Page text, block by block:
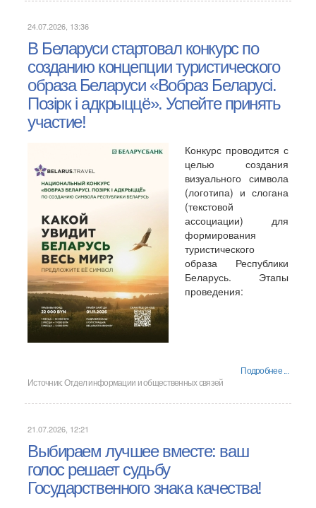
24.07.2026, 13:36
В Беларуси стартовал конкурс по
созданию концепции туристического
образа Беларуси «Вобраз Беларусі.
Позірк і адкрыццё». Успейте принять
участие!
Конкурс проводится с
целью создания
визуального символа
(логотипа) и слогана
(текстовой
ассоциации) для
формирования
туристического
образа Республики
Беларусь. Этапы
проведения:
Подробнее ...
Источник:Отдел информации и общественных связей
21.07.2026, 12:21
Выбираем лучшее вместе: ваш
голос решает судьбу
Государственного знака качества!